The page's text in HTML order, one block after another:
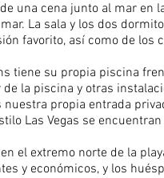
una cena junto al mar en
La sala y los dos
favorito, así como de los
tiene su propia piscina
la piscina y otras
nuestra propia entrada
Las Vegas se
el extremo norte de la
y económicos, y los